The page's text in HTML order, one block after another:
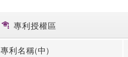
專利授權區
專利名稱(中)